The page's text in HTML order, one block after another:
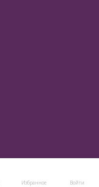
Избранное Войти